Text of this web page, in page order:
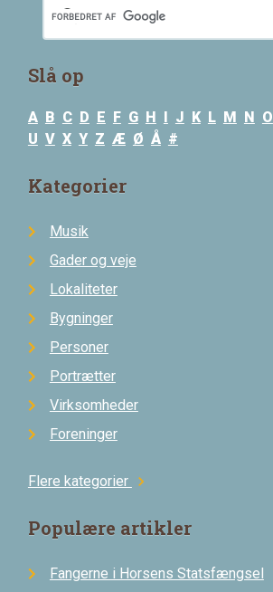
Slå op
A B C D E F G H I J K L M N O
U V X Y Z Æ Ø Å #
Kategorier
Musik
Gader og veje
Lokaliteter
Bygninger
Personer
Portrætter
Virksomheder
Foreninger
Flere kategorier chevron_right
Populære artikler
Fangerne i Horsens Statsfængsel